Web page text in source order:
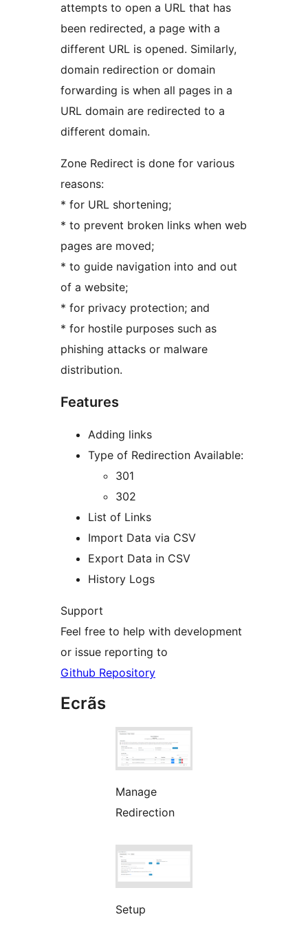
attempts to open a URL that has
been redirected, a page with a
different URL is opened. Similarly,
domain redirection or domain
forwarding is when all pages in a
URL domain are redirected to a
different domain.
Zone Redirect is done for various
reasons:
* for URL shortening;
* to prevent broken links when web
pages are moved;
* to guide navigation into and out
of a website;
* for privacy protection; and
* for hostile purposes such as
phishing attacks or malware
distribution.
Features
Adding links
Type of Redirection Available:
301
302
List of Links
Import Data via CSV
Export Data in CSV
History Logs
Support
Feel free to help with development
or issue reporting to
Github Repository
Ecrãs
Manage
Redirection
Setup